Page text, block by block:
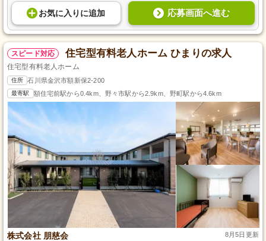
お気に入り に追加 応募画面へ進む
スピード対応 住宅型有料老人ホーム ひまりの求人
住宅型有料老人ホーム
住所 石川県金沢市額新保2-200
最寄駅 額住宅前駅から0.4km、野々市駅から2.9km、野町駅から4.6km
株式会社 朋慈会 8月5日更新